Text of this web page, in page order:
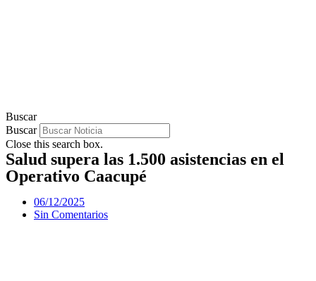
Buscar
Buscar
Close this search box.
Salud supera las 1.500 asistencias en el
Operativo Caacupé
06/12/2025
Sin Comentarios